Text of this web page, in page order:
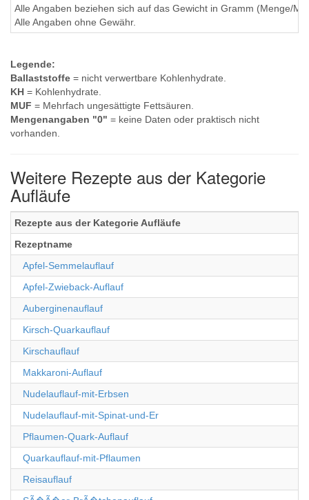
Alle Angaben beziehen sich auf das Gewicht in Gramm (Menge/
Alle Angaben ohne Gewähr.
Legende:
Ballaststoffe = nicht verwertbare Kohlenhydrate.
KH = Kohlenhydrate.
MUF = Mehrfach ungesättigte Fettsäuren.
Mengenangaben "0" = keine Daten oder praktisch nicht
vorhanden.
Weitere Rezepte aus der Kategorie
Aufläufe
Rezepte aus der Kategorie Aufläufe
Rezeptname
Apfel-Semmelauflauf
Apfel-Zwieback-Auflauf
Auberginenauflauf
Kirsch-Quarkauflauf
Kirschauflauf
Makkaroni-Auflauf
Nudelauflauf-mit-Erbsen
Nudelauflauf-mit-Spinat-und-Er
Pflaumen-Quark-Auflauf
Quarkauflauf-mit-Pflaumen
Reisauflauf